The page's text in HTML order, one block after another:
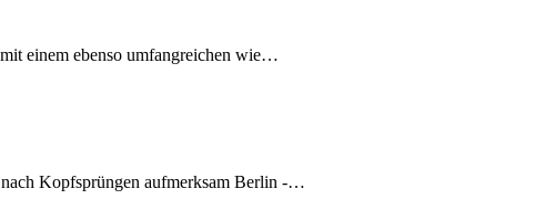
einem ebenso umfangreichen wie…
Kopfsprüngen aufmerksam Berlin -…